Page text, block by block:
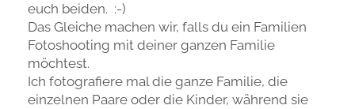
euch beiden. :-)
Das Gleiche machen wir, falls du ein Familien
Fotoshooting mit deiner ganzen Familie
möchtest.
Ich fotografiere mal die ganze Familie, die
einzelnen Paare oder die Kinder, während sie